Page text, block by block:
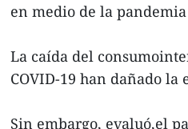
en medio de la
La caída del
COVID-19 han dañado
Sin embargo, evaluó,el